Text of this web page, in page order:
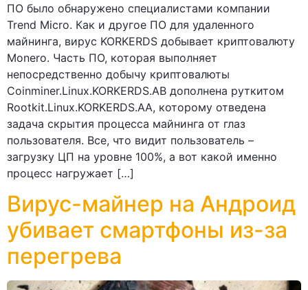
ПО было обнаружено специалистами компании
Trend Micro. Как и другое ПО для удаленного
майнинга, вирус KORKERDS добывает криптовалюту
Monero. Часть ПО, которая выполняет
непосредственно добычу криптовалюты
Coinminer.Linux.KORKERDS.AB дополнена руткитом
Rootkit.Linux.KORKERDS.AA, которому отведена
задача скрытия процесса майнинга от глаз
пользователя. Все, что видит пользователь –
загрузку ЦП на уровне 100%, а вот какой именно
процесс нагружает […]
Вирус-майнер на Андроид
убивает смартфоны из-за
перегрева